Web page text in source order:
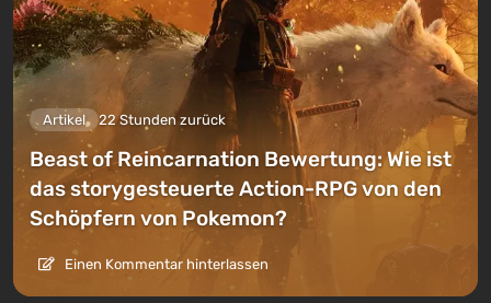
Artikel 22 Stunden zurück
Beast of Reincarnation Bewertung: Wie ist
das storygesteuerte Action-RPG von den
Schöpfern von Pokemon?
Einen Kommentar hinterlassen